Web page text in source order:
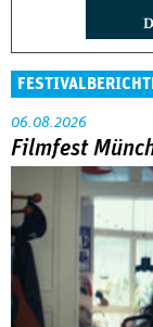
06.08.2026
Filmfest